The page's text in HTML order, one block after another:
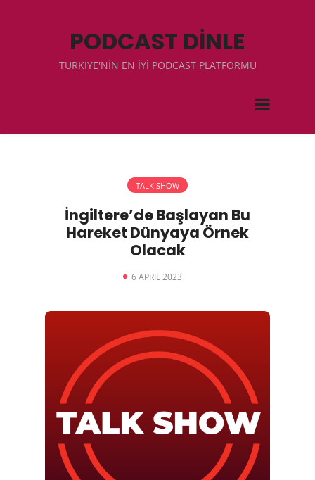
PODCAST DİNLE
TÜRKIYE'NİN EN İYİ PODCAST PLATFORMU
TALK SHOW
İngiltere’de Başlayan Bu
Hareket Dünyaya Örnek
Olacak
6 APRIL 2023